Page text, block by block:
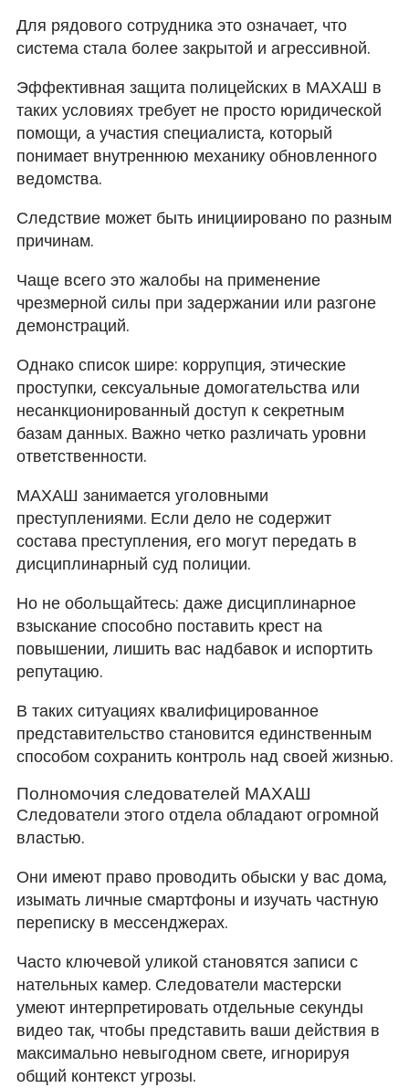
Для рядового сотрудника это означает, что
система стала более закрытой и агрессивной.
Эффективная защита полицейских в МАХАШ в
таких условиях требует не просто юридической
помощи, а участия специалиста, который
понимает внутреннюю механику обновленного
ведомства.
Следствие может быть инициировано по разным
причинам.
Чаще всего это жалобы на применение
чрезмерной силы при задержании или разгоне
демонстраций.
Однако список шире: коррупция, этические
проступки, сексуальные домогательства или
несанкционированный доступ к секретным
базам данных. Важно четко различать уровни
ответственности.
МАХАШ занимается уголовными
преступлениями. Если дело не содержит
состава преступления, его могут передать в
дисциплинарный суд полиции.
Но не обольщайтесь: даже дисциплинарное
взыскание способно поставить крест на
повышении, лишить вас надбавок и испортить
репутацию.
В таких ситуациях квалифицированное
представительство становится единственным
способом сохранить контроль над своей жизнью.
Полномочия следователей МАХАШ
Следователи этого отдела обладают огромной
властью.
Они имеют право проводить обыски у вас дома,
изымать личные смартфоны и изучать частную
переписку в мессенджерах.
Часто ключевой уликой становятся записи с
нательных камер. Следователи мастерски
умеют интерпретировать отдельные секунды
видео так, чтобы представить ваши действия в
максимально невыгодном свете, игнорируя
общий контекст угрозы.